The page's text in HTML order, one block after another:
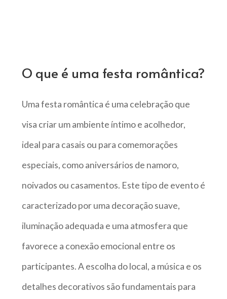
O que é uma festa romântica?
Uma festa romântica é uma celebração que
visa criar um ambiente íntimo e acolhedor,
ideal para casais ou para comemorações
especiais, como aniversários de namoro,
noivados ou casamentos. Este tipo de evento é
caracterizado por uma decoração suave,
iluminação adequada e uma atmosfera que
favorece a conexão emocional entre os
participantes. A escolha do local, a música e os
detalhes decorativos são fundamentais para